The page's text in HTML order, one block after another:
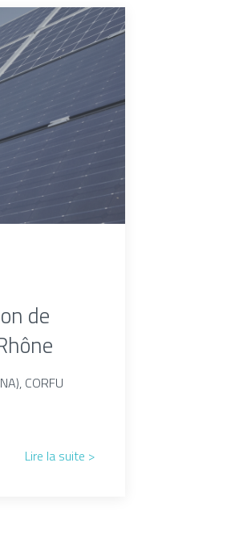
de
CORFU
Lire la suite >